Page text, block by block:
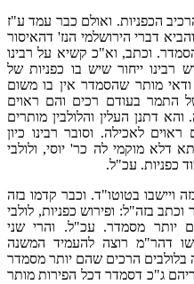
הכפניות. ואולם כבר עמד ע"ז
דברי הירושלמי הנז' דהאיסור
וכתב, וא"כ קשיא על רבינו
ייחור שיש בו כפניות של
מותר שהסמדר אין בו משום
התמר בעודם רכים והם ראוים
דתנן העלין והלולבין מותרים
לאכילה. וסובר רבינו כיון
דלא מוקמי לה כר' יוסי, ולולבי
כפניות. עכ"ל.
בטוטו"ד. וכבר קדמו בזה
בזה"ל: ופירוש כפניות, לולבי
יותר מסמדר. עכ"ל. והרי שני
דהר"מ רוצה להעמיד המשנה
בלולבים הרכים שהם יותר מסמדר
ג"כ דסמדר דכל הפירות מותר